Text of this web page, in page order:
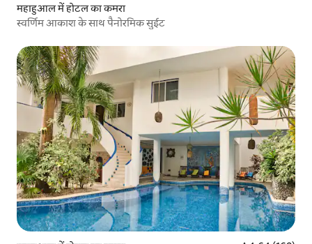
महाहुआल में होटल का कमरा
स्वर्णिम आकाश के साथ पैनोरमिक सुईट